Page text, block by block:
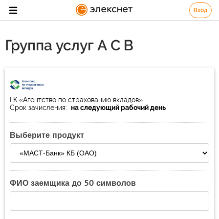
Вход
Группа услуг А С В
ГК «Агентство по страхованию вкладов»
Срок зачисления: на следующий рабочий день
Выберите продукт
ФИО заемщика до 50 символов